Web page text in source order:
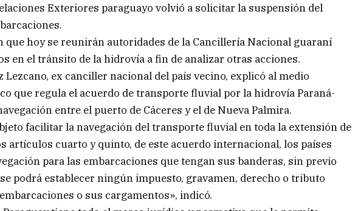
Exteriores paraguayo volvió a solicitar la suspensión del
que hoy se reunirán autoridades de la Cancillería Nacional guaraní
en el tránsito de la hidrovía a fin de analizar otras acciones.
Lezcano, ex canciller nacional del país vecino, explicó al medio
que regula el acuerdo de transporte fluvial por la hidrovía Paraná-
entre el puerto de Cáceres y el de Nueva Palmira.
facilitar la navegación del transporte fluvial en toda la extensión de
artículos cuarto y quinto, de este acuerdo internacional, los países
para las embarcaciones que tengan sus banderas, sin previo
podrá establecer ningún impuesto, gravamen, derecho o tributo
o sus cargamentos», indicó.